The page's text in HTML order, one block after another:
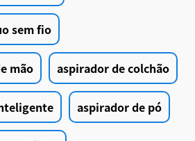
sem fio
mão aspirador de colchão
aspirador de pó